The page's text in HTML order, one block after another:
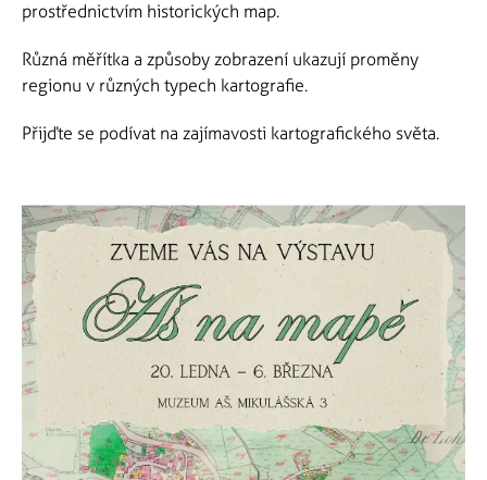
prostřednictvím historických map.
Různá měřítka a způsoby zobrazení ukazují proměny
regionu v různých typech kartografie.
Přijďte se podívat na zajímavosti kartografického světa.